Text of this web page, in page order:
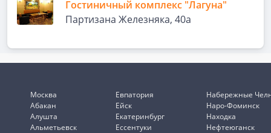
Гостиничный комплекс "Лагуна"
Партизана Железняка, 40а
Москва
Абакан
Алушта
Альметьевск
Евпатория
Ейск
Екатеринбург
Ессентуки
Набережные
Наро-Фоминск
Находка
Нефтеюганск